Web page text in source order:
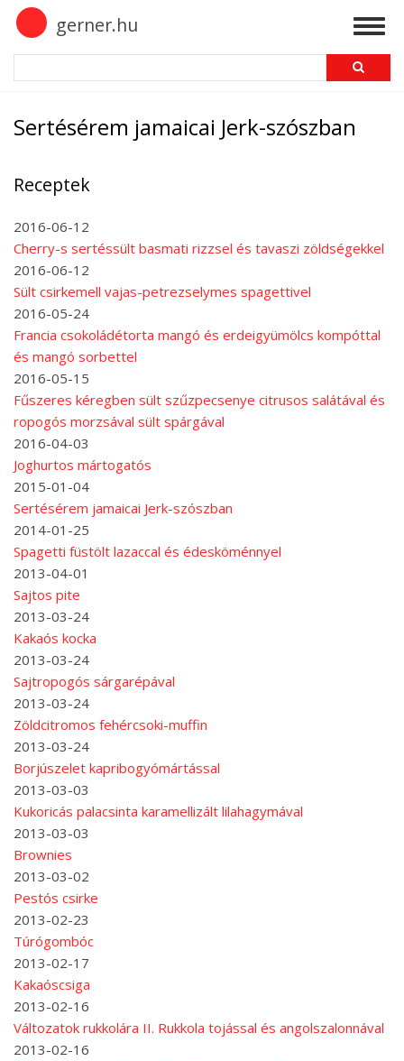
Skip
main
content
gerner.hu
Sertésérem jamaicai Jerk-szószban
Receptek
2016-06-12
Cherry-s sertéssült basmati rizzsel és tavaszi zöldségekkel
2016-06-12
Sült csirkemell vajas-petrezselymes spagettivel
2016-05-24
Francia csokoládétorta mangó és erdeigyümölcs kompóttal
és mangó sorbettel
2016-05-15
Fűszeres kéregben sült szűzpecsenye citrusos salátával és
ropogós morzsával sült spárgával
2016-04-03
Joghurtos mártogatós
2015-01-04
Sertésérem jamaicai Jerk-szószban
2014-01-25
Spagetti füstölt lazaccal és édesköménnyel
2013-04-01
Sajtos pite
2013-03-24
Kakaós kocka
2013-03-24
Sajtropogós sárgarépával
2013-03-24
Zöldcitromos fehércsoki-muffin
2013-03-24
Borjúszelet kapribogyómártással
2013-03-03
Kukoricás palacsinta karamellizált lilahagymával
2013-03-03
Brownies
2013-03-02
Pestós csirke
2013-02-23
Túrógombóc
2013-02-17
Kakaóscsiga
2013-02-16
Változatok rukkolára II. Rukkola tojással és angolszalonnával
2013-02-16